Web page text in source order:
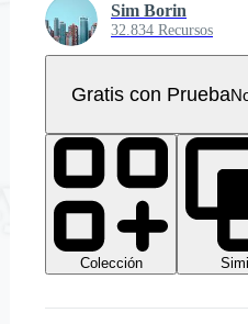
Sim Borin
32.834 Recursos
Gratis con Prueba
Colección